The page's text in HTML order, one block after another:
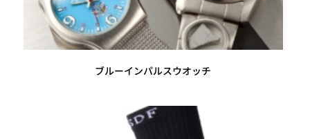
ブルーインパルスウオッチ